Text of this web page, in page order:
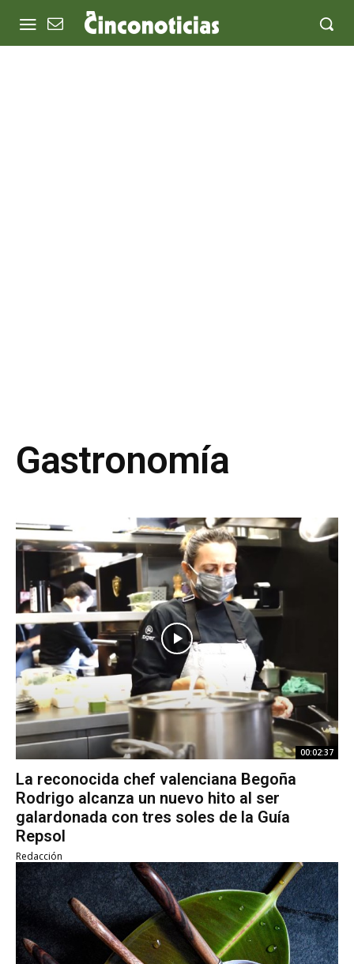
Gastronomía
00:02:37
La reconocida chef valenciana Begoña
Rodrigo alcanza un nuevo hito al ser
galardonada con tres soles de la Guía
Repsol
Redacción